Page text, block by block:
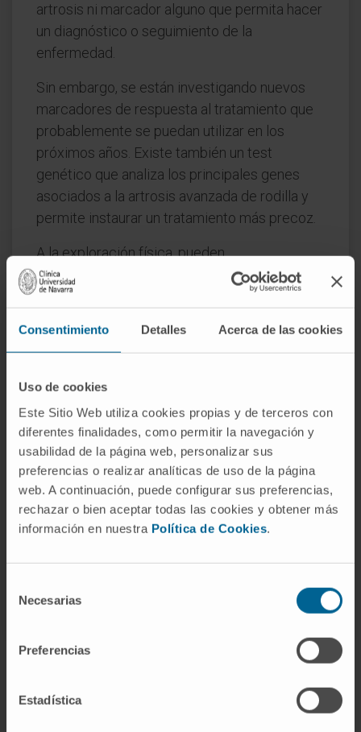
Consentimiento Detalles Acerca de las cookies
Uso de cookies
Este Sitio Web utiliza cookies propias y de terceros con
diferentes finalidades, como permitir la navegación y
usabilidad de la página web, personalizar sus
preferencias o realizar analíticas de uso de la página
web. A continuación, puede configurar sus preferencias,
rechazar o bien aceptar todas las cookies y obtener más
información en nuestra Política de Cookies.
Necesarias
Preferencias
Estadística
artrosis ni marcador alguno que permita hacer
un diagnóstico o seguimiento de la
enfermedad.
Sin embargo, se están investigando nuevos
marcadores de respuesta al tratamiento que
probablemente se puedan utilizar en los
próximos años. Existe también un test
genético que analiza los principales genes
asociados a la artrosis avanzada de rodilla y
permite instaurar un tratamiento más precoz.
A la exploración física, pueden
observarse
deformidades articulares, por
aumento del componente óseo y capsular y
presión, chasquidos y crepitación de la
El crecimiento de los extremos de los huesos
que forman la articulación puede hacer que la
articulación se agrande y ensanche.
La radiología en las fases iniciales puede ser
normal, aunque lo más típico es observar un
estrechamiento de espacio articular asociado
osteofitos marginales (prominencias óseas),
quistes y anormalidades del contorno óseo.
¿Cómo se trata la artrosis?